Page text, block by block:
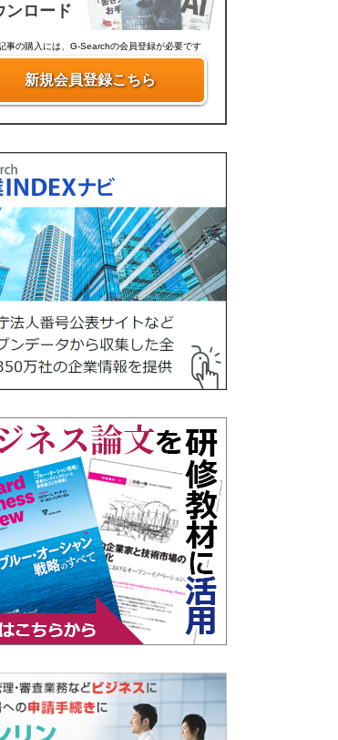
ンロード
事の購入には、G-Searchの会員登録が必要です
新規会員登録こちら